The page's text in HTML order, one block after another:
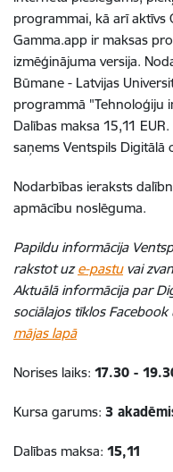
programmai, kā arī aktīvs
Gamma.app ir maksas
izmēģinājuma versija.
Būmane - Latvijas
programmā "Tehnoloģiju
Dalības maksa 15,11
saņems Ventspils Digitālā
Nodarbības ieraksts
apmācību noslēguma.
Papildu informācija
rakstot uze-pastuvai
Aktuālā informācija par
sociālajos tīklos
mājas lapā
Norises laiks: 17.30 -
Kursa garums: 3
Dalības maksa: 15,11